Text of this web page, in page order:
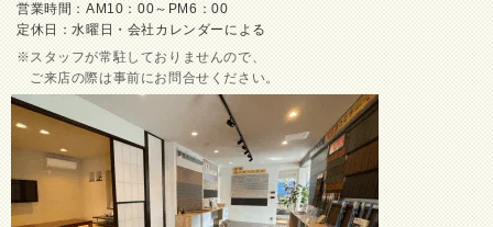
営業時間：AM10：00～PM6：00
定休日：水曜日・会社カレンダーによる
スタッフが常駐しておりませんので、
ご来店の際は事前にお問合せください。